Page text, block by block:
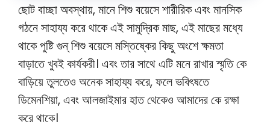
ছোট বাচ্ছা অবস্থায়, মানে শিশু বয়েসে শারীরিক এবং মানসিক
গঠনে সাহায্য করে থাকে এই সামুদ্রিক মাছ, এই মাছের মধ্যে
থাকে পুষ্টি গুন্ শিশু বয়েসে মস্তিষ্কের কিছু অংশে ক্ষমতা
বাড়াতে খুবই কার্যকরী। এবং তার সাথে এটি মনে রাখার স্মৃতি কে
বাড়িয়ে তুলতেও অনেক সাহায্য করে, ফলে ভবিৎষতে
ডিমেনশিয়া, এবং আলজাইমার হাত থেকেও আমাদের কে রক্ষা
করে থাকে।